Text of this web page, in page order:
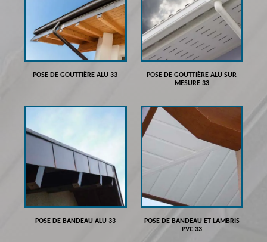
POSE DE GOUTTIÈRE ALU 33
POSE DE GOUTTIÈRE ALU SUR
MESURE 33
POSE DE BANDEAU ALU 33
POSE DE BANDEAU ET LAMBRIS
PVC 33